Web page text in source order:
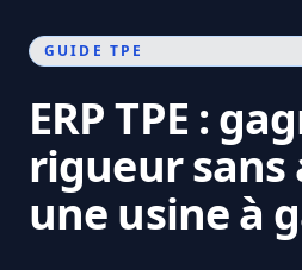
GUIDE TPE
ERP TPE :
rigueur sans
une usine à